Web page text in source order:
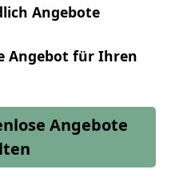
Angebote
Angebot für Ihren
Angebote